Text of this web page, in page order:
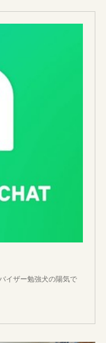
イザー勉強犬の陽気で